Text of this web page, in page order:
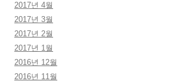
2017년 4월
2017년 3월
2017년 2월
2017년 1월
2016년 12월
2016년 11월